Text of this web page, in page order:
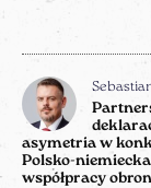
asymetria w
Polsko-
współpracy